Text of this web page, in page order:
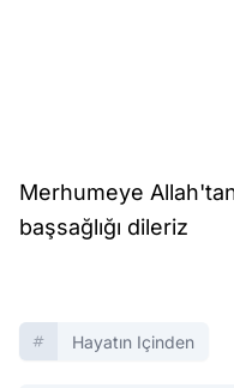
Merhumeye
başsağlığı dileriz
Hayatın Içinden